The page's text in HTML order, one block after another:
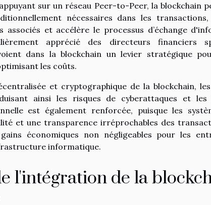
sur un réseau Peer-to-Peer, la blockchain
nécessaires dans les
associés et accélère le processus d’échange
apprécié des directeurs financiers
dans la blockchain un levier stratégique
les coûts.
et cryptographique de la blockchain,
ainsi les risques de cyberattaques et les
est également renforcée, puisque les
et une transparence irréprochables des
économiques non négligeables pour les
informatique.
l'intégration de la